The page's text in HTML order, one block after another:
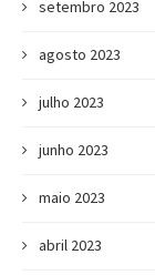
setembro 2023
agosto 2023
julho 2023
junho 2023
maio 2023
abril 2023